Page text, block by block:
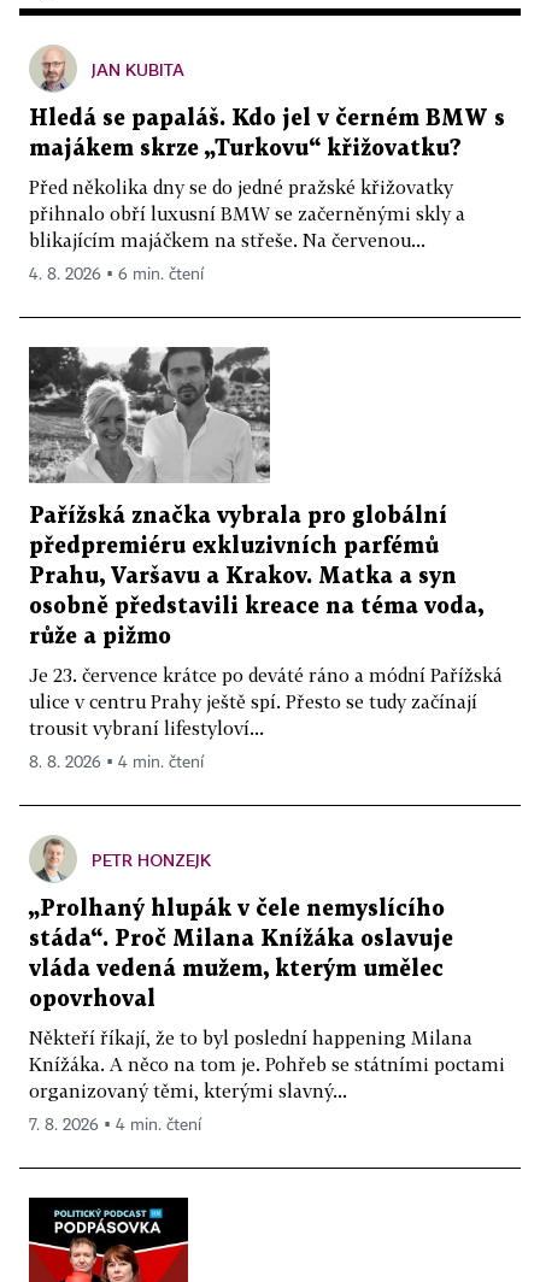
JAN KUBITA
Hledá se papaláš. Kdo jel v černém BMW s
majákem skrze „Turkovu“ křižovatku?
Před několika dny se do jedné pražské křižovatky
přihnalo obří luxusní BMW se začerněnými skly a
blikajícím majáčkem na střeše. Na červenou...
4. 8. 2026 ▪ 6 min. čtení
Pařížská značka vybrala pro globální
předpremiéru exkluzivních parfémů
Prahu, Varšavu a Krakov. Matka a syn
osobně představili kreace na téma voda,
růže a pižmo
Je 23. července krátce po deváté ráno a módní Pařížská
ulice v centru Prahy ještě spí. Přesto se tudy začínají
trousit vybraní lifestyloví...
8. 8. 2026 ▪ 4 min. čtení
PETR HONZEJK
„Prolhaný hlupák v čele nemyslícího
stáda“. Proč Milana Knížáka oslavuje
vláda vedená mužem, kterým umělec
opovrhoval
Někteří říkají, že to byl poslední happening Milana
Knížáka. A něco na tom je. Pohřeb se státními poctami
organizovaný těmi, kterými slavný...
7. 8. 2026 ▪ 4 min. čtení